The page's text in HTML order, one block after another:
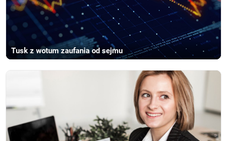
Tusk z wotum zaufania od sejmu